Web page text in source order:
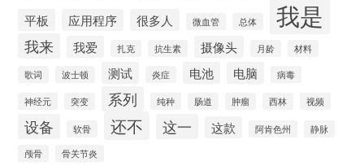
平板 应用程序 很多人 微血管 总体 我是
我来 我爱 扎克 抗生素 摄像头 月龄 材料
歌词 波士顿 测试 炎症 电池 电脑 病毒
神经元 突变 系列 纯种 肠道 肿瘤 西林 视频
设备 软骨 还不 这一 这款 阿肯色州
静脉
颅骨
骨关节炎